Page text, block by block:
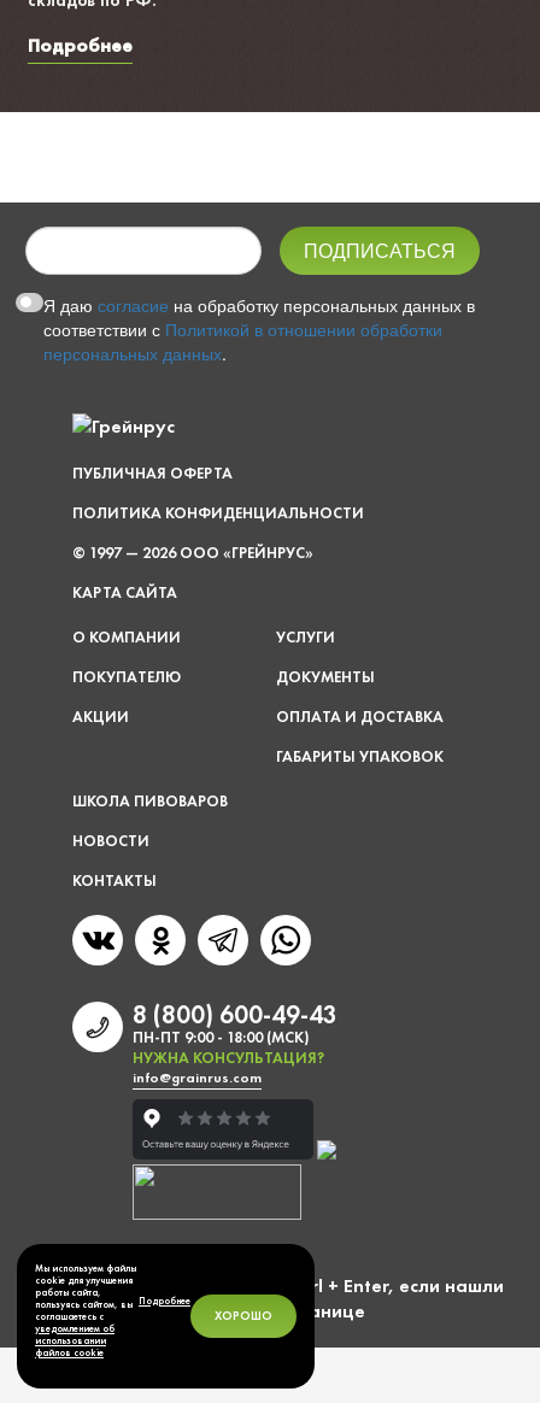
Подробнее
Я даюсогласие на обработку персональных данных в
соответствии с Политикой в отношении обработки
персональных данных.
ПУБЛИЧНАЯ ОФЕРТА
ПОЛИТИКА КОНФИДЕНЦИАЛЬНОСТИ
© 1997 — 2026 ООО «ГРЕЙНРУС»
КАРТА САЙТА
О КОМПАНИИ
ПОКУПАТЕЛЮ
АКЦИИ
УСЛУГИ
ДОКУМЕНТЫ
ОПЛАТА И ДОСТАВКА
ГАБАРИТЫ УПАКОВОК
ШКОЛА ПИВОВАРОВ
НОВОСТИ
КОНТАКТЫ
8 (800) 600-49-43
ПН-ПТ 9:00 - 18:00 (МСК)
НУЖНА КОНСУЛЬТАЦИЯ?
info@grainrus.com
Мы используем файлы
cookie для улучшения
работы сайта,
пользуясь сайтом, вы
соглашаетесь с
уведомлением об
использовании
файлов cookie
Подробнее
ХОРОШО
Выделите фразу и нажмите Ctrl + Enter, если нашли
ошибку на странице